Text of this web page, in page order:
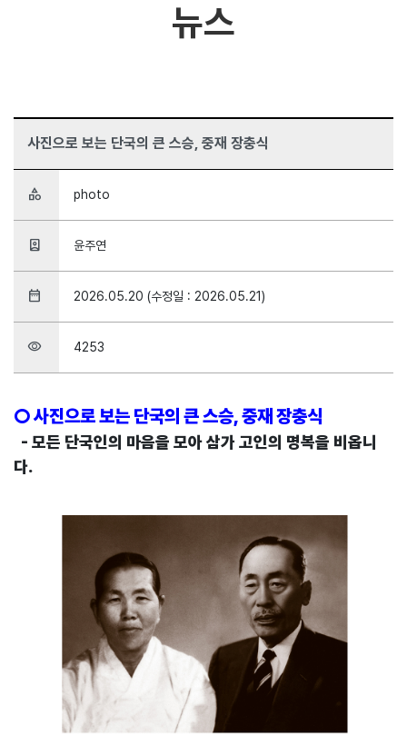
뉴스
사진으로 보는 단국의 큰 스승, 중재 장충식
category photo
person_book 윤주연
date_range 2026.05.20 (수정일 : 2026.05.21)
visibility 4253
○ 사진으로 보는 단국의 큰 스승, 중재 장충식
- 모든 단국인의 마음을 모아 삼가 고인의 명복을 비옵니
다.